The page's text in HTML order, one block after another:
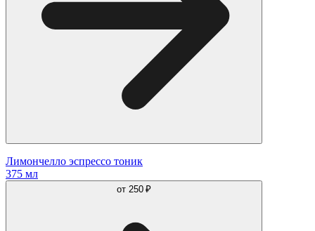
Лимончелло эспрессо тоник
375 мл
от 250 ₽